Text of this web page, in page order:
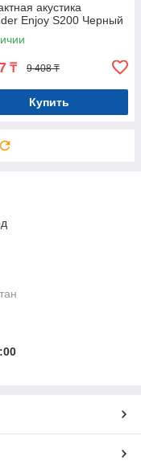
акустика
Enjoy S200 Черный
₸ 9 408 ₸
Купить